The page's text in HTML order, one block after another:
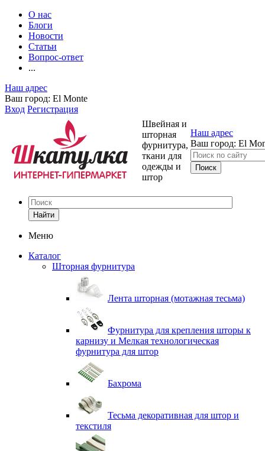
О нас
Блоги
Новости
Статьи
Вопрос-ответ
...
Наш адрес
Ваш город: El Monte
Вход Регистрация
Швейная и
шторная
фурнитура,
ткани для
одежды и
штор
Наш адрес
Ваш город: El
Найти
Меню
Каталог
Шторная фурнитура
Лента шторная (мотажная тесьма)
Фурнитура для крепления шторы к
карнизу и Мелкая технологическая
фурнитура для штор
Бахрома
Тесьма декоративная для штор и
текстиля